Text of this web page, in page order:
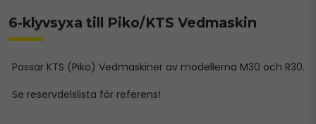
6-klyvsyxa till Piko/KTS Vedmaskin
Passar KTS (Piko) Vedmaskiner av modellerna M30 och R30.
Se reservdelslista för referens!